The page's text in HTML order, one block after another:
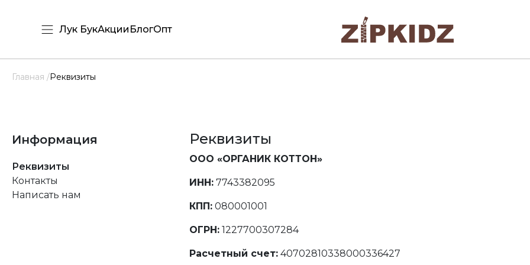
Лук БукАкции БлогОпт
Главная /Реквизиты
Информация
Реквизиты
Контакты
Написать нам
Реквизиты
ООО «ОРГАНИК КОТТОН»
ИНН: 7743382095
КПП: 080001001
ОГРН: 1227700307284
Расчетный счет: 40702810338000336427